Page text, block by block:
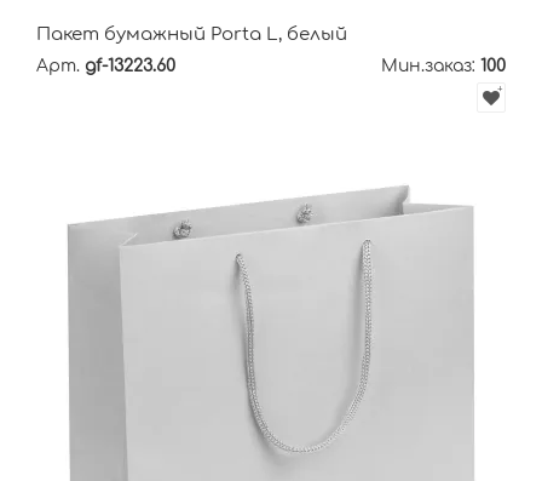
Пакет бумажный Porta L, белый
Арт. gf-13223.60 Мин.заказ: 100